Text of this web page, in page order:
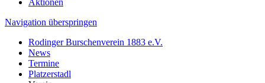
Navigation überspringen
Rodinger Burschenverein 1883 e.V.
News
Termine
Platzerstadl